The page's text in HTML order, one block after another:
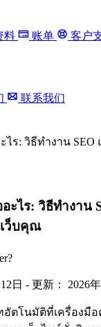
料 账单 客户
联系我们
ะไร: วิธีทำงาน
ว็บคุณ
日 - 更新： 2026
อัตโนมัติที่เครื่องมือ